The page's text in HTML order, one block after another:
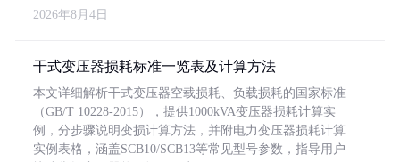
2026年8月4日
干式变压器损耗标准一览表及计算方法
本文详细解析干式变压器空载损耗、负载损耗的国家标准
（GB/T 10228-2015），提供1000kVA变压器损耗计算实
例，分步骤说明变损计算方法，并附电力变压器损耗计算
实例表格，涵盖SCB10/SCB13等常见型号参数，指导用户